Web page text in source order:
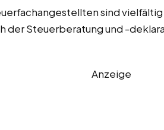
sind vielfältig
der Steuerberatung und -
Anzeige